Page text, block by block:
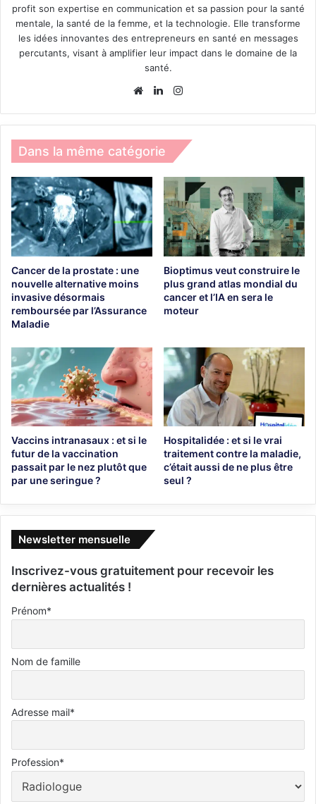
profit son expertise en communication et sa passion pour la santé
mentale, la santé de la femme, et la technologie. Elle transforme
les idées innovantes des entrepreneurs en santé en messages
percutants, visant à amplifier leur impact dans le domaine de la
santé.
WebsiteLinkedin
Dans la même catégorie
Cancer de la prostate : une
nouvelle alternative moins
invasive désormais
remboursée par l’Assurance
Maladie
Bioptimus veut construire le
plus grand atlas mondial du
cancer et l’IA en sera le
moteur
Vaccins intranasaux : et si le
futur de la vaccination
passait par le nez plutôt que
par une seringue ?
Hospitalidée : et si le vrai
traitement contre la maladie,
c’était aussi de ne plus être
seul ?
Newsletter mensuelle
Inscrivez-vous gratuitement pour recevoir les
dernières actualités !
Prénom*
Nom de famille
Adresse mail*
Profession*